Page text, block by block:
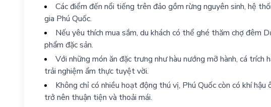
Các điểm đến nổi tiếng trên đảo gồm rừng nguyên sinh, hệ
gia Phú Quốc.
Nếu yêu thích mua sắm, du khách có thể ghé thăm chợ đêm
phẩm đặc sản.
Với những món ăn đặc trưng như hàu nướng mỡ hành, cá trích
trải nghiệm ẩm thực tuyệt vời.
Không chỉ có nhiều hoạt động thú vị, Phú Quốc còn có khí
trở nên thuận tiện và thoải mái.